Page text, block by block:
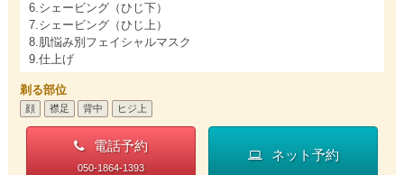
6.シェービング（ひじ下）
7.シェービング（ひじ上）
8.肌悩み別フェイシャルマスク
9.仕上げ
剃る部位
顔 襟足 背中 ヒジ上
電話予約
050-1864-1393
ネット予約